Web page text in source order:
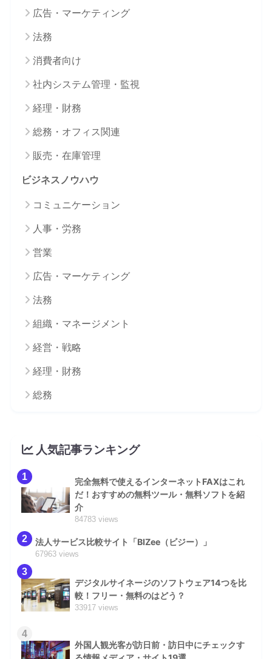
広告・マーケティング
法務
消費者向け
社内システム管理・監視
経理・財務
総務・オフィス関連
販売・在庫管理
ビジネスノウハウ
コミュニケーション
人事・労務
営業
広告・マーケティング
法務
組織・マネージメント
経営・戦略
経理・財務
総務
人気記事ランキング
1
完全無料で使えるインターネットFAXはこれ
だ！おすすめの無料ツール・無料ソフトを紹
介
84783 views
2 法人サービス比較サイト「BIZee（ビジー）」
67963 views
3
デジタルサイネージのソフトウェア14つを比
較！フリー・無料のはどう？
33917 views
4
外国人観光客が訪日前・訪日中にチェックす